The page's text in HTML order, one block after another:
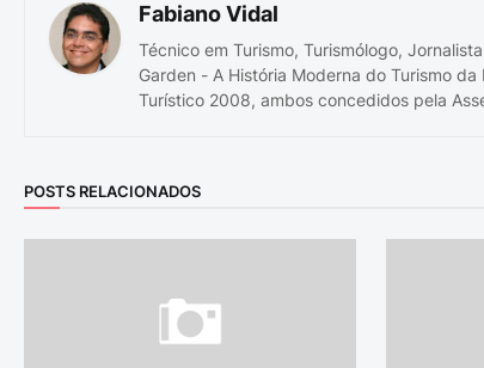
Fabiano Vidal
Técnico em Turismo, Turismólogo,
Garden - A História Moderna do Turismo
Turístico 2008, ambos concedidos pela
POSTS RELACIONADOS